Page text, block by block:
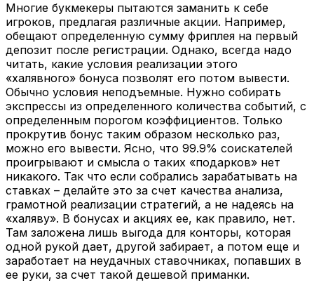
Многие букмекеры пытаются заманить к себе
игроков, предлагая различные акции. Например,
обещают определенную сумму фриплея на первый
депозит после регистрации. Однако, всегда надо
читать, какие условия реализации этого
«халявного» бонуса позволят его потом вывести.
Обычно условия неподъемные. Нужно собирать
экспрессы из определенного количества событий, с
определенным порогом коэффициентов. Только
прокрутив бонус таким образом несколько раз,
можно его вывести. Ясно, что 99.9% соискателей
проигрывают и смысла о таких «подарков» нет
никакого. Так что если собрались зарабатывать на
ставках – делайте это за счет качества анализа,
грамотной реализации стратегий, а не надеясь на
«халяву». В бонусах и акциях ее, как правило, нет.
Там заложена лишь выгода для конторы, которая
одной рукой дает, другой забирает, а потом еще и
заработает на неудачных ставочниках, попавших в
ее руки, за счет такой дешевой приманки.